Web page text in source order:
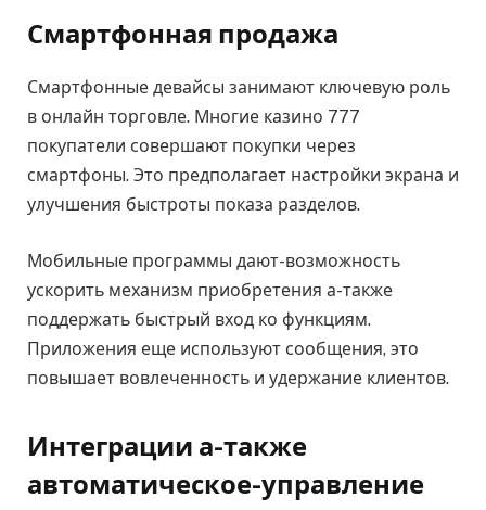
Смартфонная продажа
Смартфонные девайсы занимают ключевую роль
в онлайн торговле. Многие казино 777
покупатели совершают покупки через
смартфоны. Это предполагает настройки экрана и
улучшения быстроты показа разделов.
Мобильные программы дают-возможность
ускорить механизм приобретения а-также
поддержать быстрый вход ко функциям.
Приложения еще используют сообщения, это
повышает вовлеченность и удержание клиентов.
Интеграции а-также
автоматическое-управление